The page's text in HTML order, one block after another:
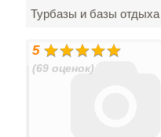
Турбазы и базы отдыха
5
(69 оценок)